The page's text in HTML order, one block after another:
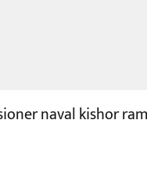
naval kishor ram